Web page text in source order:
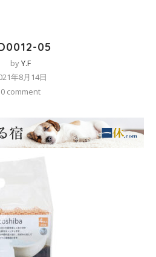
05
byY.F
年8月14日
0 comment